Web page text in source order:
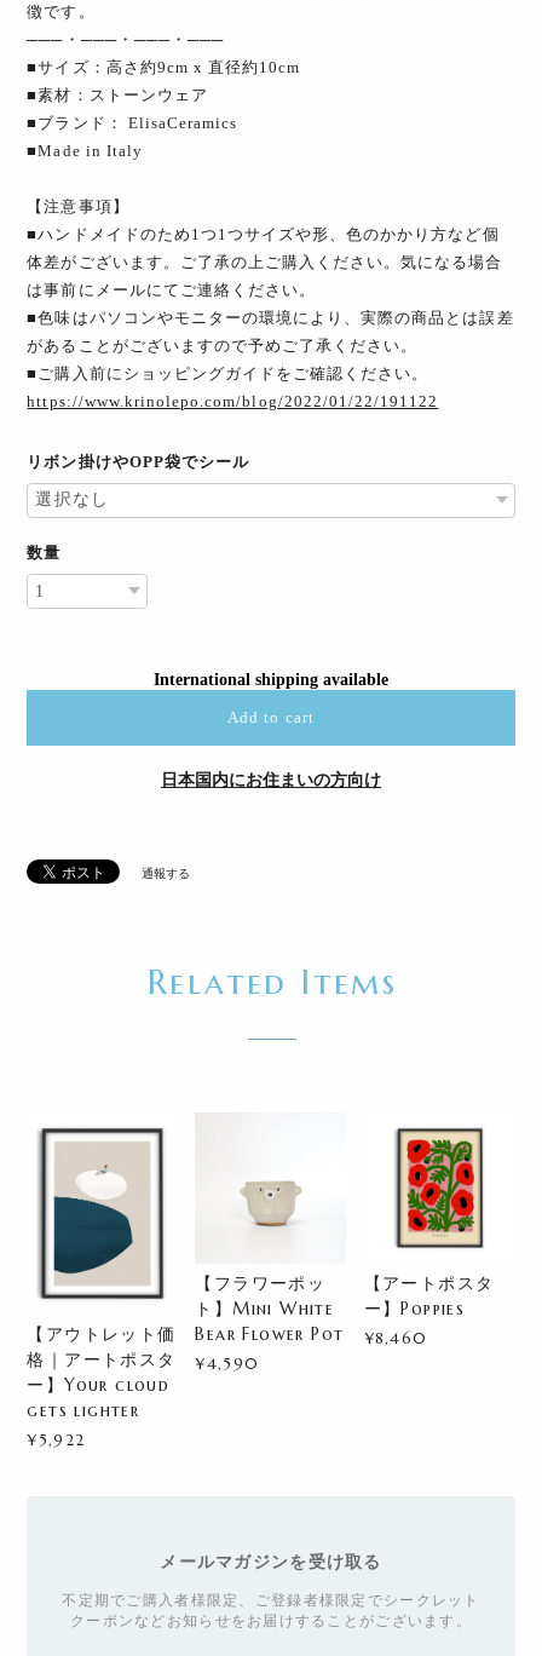
徴です。
───・───・───・───
■サイズ：高さ約9cm x 直径約10cm
■素材：ストーンウェア
■ブランド： ElisaCeramics
■Made in Italy
【注意事項】
■ハンドメイドのため1つ1つサイズや形、色のかかり方など個
体差がございます。ご了承の上ご購入ください。気になる場合
は事前にメールにてご連絡ください。
■色味はパソコンやモニターの環境により、実際の商品とは誤差
があることがございますので予めご了承ください。
■ご購入前にショッピングガイドをご確認ください。
https://www.krinolepo.com/blog/2022/01/22/191122
リボン掛けやOPP袋でシール
数量
International shipping available
Add to cart
日本国内にお住まいの方向け
通報する
Related Items
【アウトレット価
格｜アートポスタ
ー】Your cloud
gets lighter
¥5,922
【フラワーポッ
ト】Mini White
Bear Flower Pot
¥4,590
【アートポスタ
ー】Poppies
¥8,460
メールマガジンを受け取る
不定期でご購入者様限定、ご登録者様限定でシークレット
クーポンなどお知らせをお届けすることがございます。